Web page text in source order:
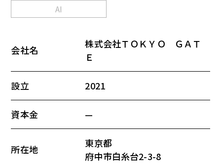
AI
会社名
株式会社ＴＯＫＹＯ ＧＡＴ
Ｅ
設立 2021
資本金 —
所在地
東京都
府中市白糸台2-3-8